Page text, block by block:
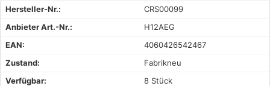
Hersteller-Nr.:
CRS00099
Anbieter Art.-Nr.:
H12AEG
EAN:
4060426542467
Zustand:
Fabrikneu
Verfügbar:
8 Stück